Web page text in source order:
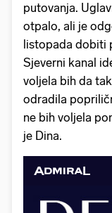
putovanja.
otpalo, ali je
listopada dobiti
Sjeverni kanal
voljela bih da
odradila
ne bih voljela
je Dina.